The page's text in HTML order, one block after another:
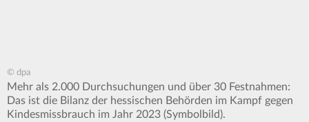
© dpa
Mehr als 2.000 Durchsuchungen und über 30 Festnahmen:
Das ist die Bilanz der hessischen Behörden im Kampf gegen
Kindesmissbrauch im Jahr 2023 (Symbolbild).